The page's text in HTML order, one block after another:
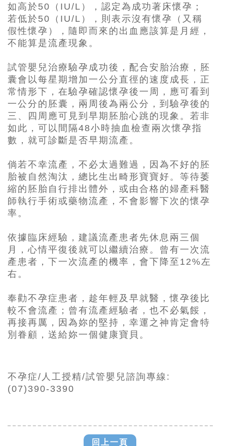
如高於50（IU/L），認定為成功著床懷孕；
若低於50（IU/L），則表示沒有懷孕（又稱
假性懷孕），隨即而來的出血應該算是月經，
不能算是流產現象。
試管嬰兒治療驗孕成功後，配合安胎治療，胚
囊會以每星期增加一公分直徑的速度成長，正
常情形下，在驗孕確認懷孕後一周，應可看到
一公分的胚囊，兩周後為兩公分，到驗孕後的
三、四周應可見到早期胚胎心跳的現象。若非
如此，可以間隔48小時抽血檢查兩次懷孕指
數，就可診斷是否早期流產。
倘若不幸流產，不必太過難過，因為不好的胚
胎被自然淘汰，總比生出畸形寶寶好。等待萎
縮的胚胎自行排出體外，或由合格的婦產科醫
師執行手術或藥物流產，不會影響下次的懷孕
率。
依據臨床經驗，建議流產患者先休息兩三個
月，心情平復後就可以繼續治療。曾有一次流
產患者，下一次流產的機率，會下降至12%左
右。
奉勸不孕症患者，趁年輕及早就醫，懷孕後比
較不會流產；曾有流產經驗者，也不必氣餒，
再接再厲，因為妳的堅持，幸運之神肯定會特
別眷顧，送給妳一個健康寶貝。
不孕症/人工授精/試管嬰兒諮詢專線:
(07)390-3390
回上一頁